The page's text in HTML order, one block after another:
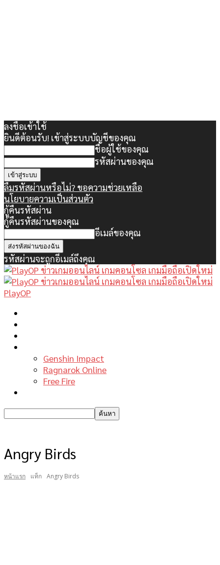
ลงชื่อเข้าใช้
ยินดีต้อนรับ! เข้าสู่ระบบบัญชีของคุณ
ชื่อผู้ใช้ของคุณ
รหัสผ่านของคุณ
ลืมรหัสผ่านหรือไม่? ขอความช่วยเหลือ
นโยบายความเป็นส่วนตัว
กู้คืนรหัสผ่าน
กู้คืนรหัสผ่านของคุณ
อีเมล์ของคุณ
รหัสผ่านจะถูกอีเมล์ถึงคุณ
PlayOP
Genshin Impact
Ragnarok Online
Free Fire
Angry Birds
หน้าแรก แท็ก Angry Birds